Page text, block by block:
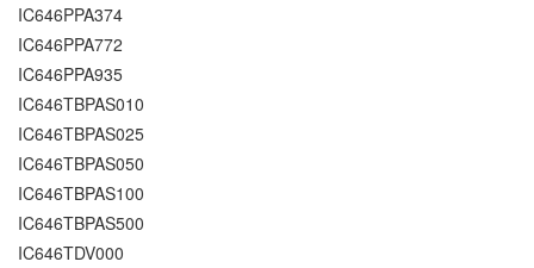
IC646PPA374
IC646PPA772
IC646PPA935
IC646TBPAS010
IC646TBPAS025
IC646TBPAS050
IC646TBPAS100
IC646TBPAS500
IC646TDV000